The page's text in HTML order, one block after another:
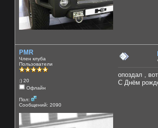
PMR
Член клуба
Пользователи
:) 20
Офлайн
Пол:
Сообщений: 2090
опоздал ,
С Днём